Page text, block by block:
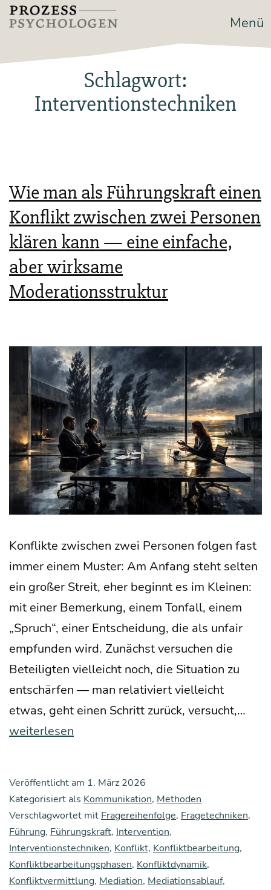
Zum
Inhalt
Prozesspsychologen Menü
Schlagwort:
Interventionstechniken
Wie man als Führungskraft einen
Konflikt zwischen zwei Personen
klären kann — eine einfache,
aber wirksame
Moderationsstruktur
Kon­flik­te zwi­schen zwei Per­so­nen fol­gen fast
immer einem Mus­ter: Am Anfang steht sel­ten
ein gro­ßer Streit, eher beginnt es im Klei­nen:
mit einer Bemer­kung, einem Ton­fall, einem
„Spruch“, einer Ent­schei­dung, die als unfair
emp­fun­den wird. Zunächst ver­su­chen die
Betei­lig­ten viel­leicht noch, die Situa­ti­on zu
ent­schär­fen — man rela­ti­viert viel­leicht
etwas, geht einen Schritt zurück, ver­sucht,…
kraft
weiterlesen
Veröffentlicht am 1. März 2026
Kategorisiert als Kommunikation, Methoden
Verschlagwortet mitFragereihenfolge, Fragetechniken,
Führung, Führungskraft, Intervention,
Interventionstechniken, Konflikt, Konfliktbearbeitung,
Konfliktbearbeitungsphasen, Konfliktdynamik,
Konfliktvermittlung, Mediation, Mediationsablauf,